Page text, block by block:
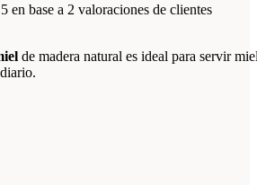
en base a 2 valoraciones de clientes
de madera natural es ideal para servir